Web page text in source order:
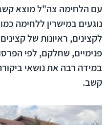
עם הלחימה צה"ל מוצא קשב
נוגעים במישרין ללחימה
לקצינים, ראיונות של
פנימיים, שחלקם, לפי
במידה רבה את נושאי
קשב.